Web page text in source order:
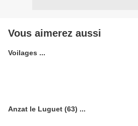
Vous aimerez aussi
Voilages ...
Anzat le Luguet (63) ...